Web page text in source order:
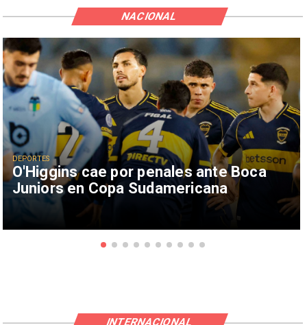
O'Higgins cae por penales ante Boca
Juniors en Copa Sudamericana
DEPORTES
NACIONAL
INTERNACIONAL